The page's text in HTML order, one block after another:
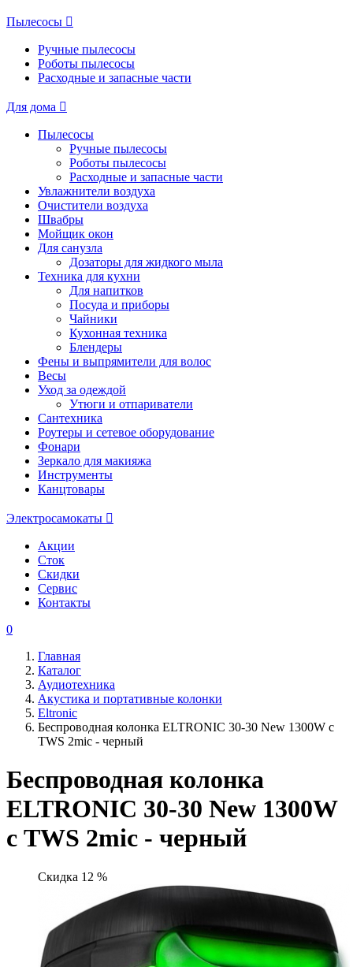
Пылесосы
Ручные пылесосы
Роботы пылесосы
Расходные и запасные части
Для дома
Пылесосы
Ручные пылесосы
Роботы пылесосы
Расходные и запасные части
Увлажнители воздуха
Очистители воздуха
Швабры
Мойщик окон
Для санузла
Дозаторы для жидкого мыла
Техника для кухни
Для напитков
Посуда и приборы
Чайники
Кухонная техника
Блендеры
Фены и выпрямители для волос
Весы
Уход за одеждой
Утюги и отпариватели
Сантехника
Роутеры и сетевое оборудование
Фонари
Зеркало для макияжа
Инструменты
Канцтовары
Электросамокаты
Акции
Сток
Скидки
Сервис
Контакты
0
Главная
Каталог
Аудиотехника
Акустика и портативные колонки
Eltronic
Беспроводная колонка ELTRONIC 30-30 New 1300W с
TWS 2mic - черный
Беспроводная колонка
ELTRONIC 30-30 New 1300W
с TWS 2mic - черный
Скидка 12 %